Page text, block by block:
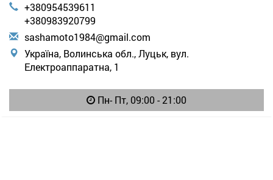
+380954539611
+380983920799
sashamoto1984@gmail.com
Україна, Волинська обл., Луцьк, вул.
Електроаппаратна, 1
Пн- Пт, 09:00 - 21:00